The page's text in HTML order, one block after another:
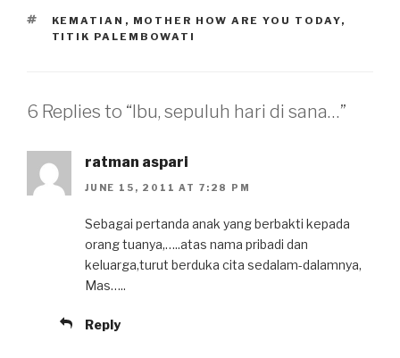
TAGS
KEMATIAN , MOTHER HOW ARE YOU TODAY,
TITIK PALEMBOWATI
6 Replies to “Ibu, sepuluh hari di sana…”
ratman aspari
JUNE 15, 2011 AT 7:28 PM
Sebagai pertanda anak yang berbakti kepada
orang tuanya,…..atas nama pribadi dan
keluarga,turut berduka cita sedalam-dalamnya,
Mas…..
Reply